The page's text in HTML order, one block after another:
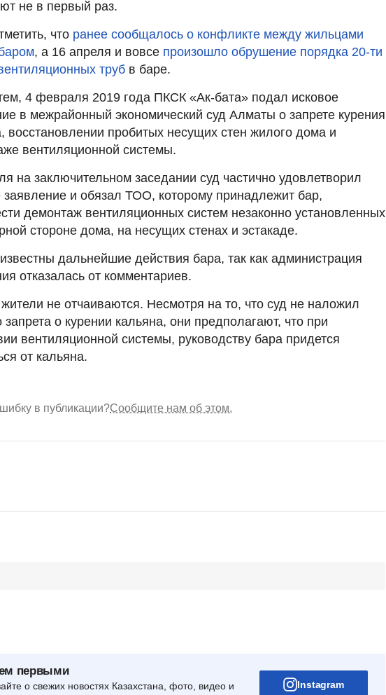
не в первый раз.
что ранее сообщалось о конфликте между жильцами
, а 16 апреля и вовсе произошло обрушение порядка 20-ти
труб в баре.
4 февраля 2019 года ПКСК «Ак-бата» подал исковое
в межрайонный экономический суд Алматы о запрете курения
восстановлении пробитых несущих стен жилого дома и
вентиляционной системы.
на заключительном заседании суд частично удовлетворил
заявление и обязал ТОО, которому принадлежит бар,
демонтаж вентиляционных систем незаконно установленных
стороне дома, на несущих стенах и эстакаде.
дальнейшие действия бара, так как администрация
отказалась от комментариев.
не отчаиваются. Несмотря на то, что суд не наложил
запрета о курении кальяна, они предполагают, что при
вентиляционной системы, руководству бара придется
от кальяна.
в публикации?Сообщите нам об этом.
первыми
о свежих новостях Казахстана, фото, видео и
Instagram